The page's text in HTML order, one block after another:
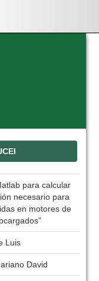
para calcular
necesario para
en motores de
Luis
David